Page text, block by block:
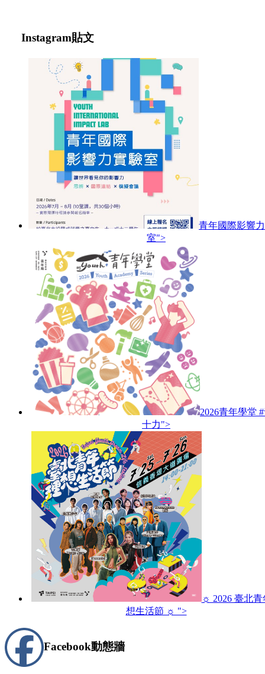
Instagram貼文
青年國際影響
室">
2026青年學堂
十力">
☼ 2026 臺北青
想生活節 ☼ ">
Facebook動態牆